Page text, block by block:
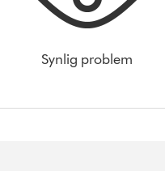
Synlig problem